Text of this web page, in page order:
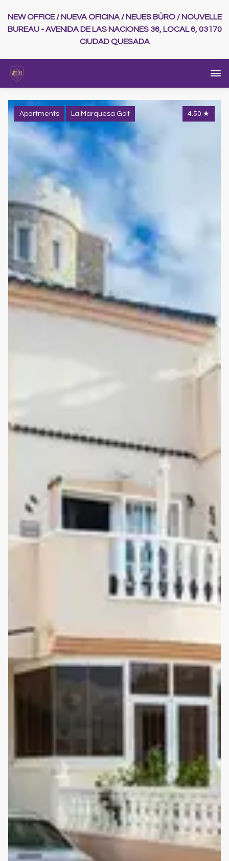
NEW OFFICE / NUEVA OFICINA / NEUES BÜRO / NOUVELLE
BUREAU - AVENIDA DE LAS NACIONES 36, LOCAL 6, 03170
CIUDAD QUESADA
4.50 ★
Apartments La Marquesa Golf